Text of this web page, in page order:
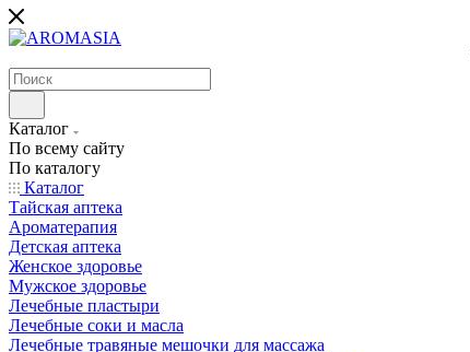
Каталог
По всему сайту
По каталогу
Каталог
Тайская аптека
Ароматерапия
Детская аптека
Женское здоровье
Мужское здоровье
Лечебные пластыри
Лечебные соки и масла
Лечебные травяные мешочки для массажа